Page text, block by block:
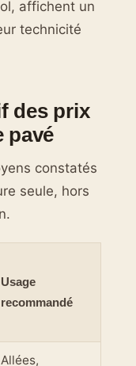
affichent un
technicité
des prix
pavé
constatés
seule, hors
Usage
recommandé
Allées,